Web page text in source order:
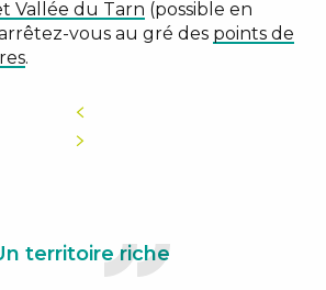
Vallée du Tarn (possible en
vous au gré des points de
.
territoire riche